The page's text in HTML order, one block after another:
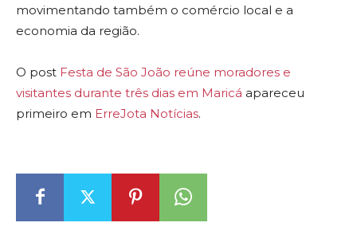
movimentando também o comércio local e a
economia da região.
O post Festa de São João reúne moradores e
visitantes durante três dias em Maricá apareceu
primeiro em ErreJota Notícias.